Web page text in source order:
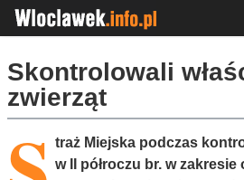
Skontrolowali
zwierząt
traż Miejska podczas
w II półroczu br. w